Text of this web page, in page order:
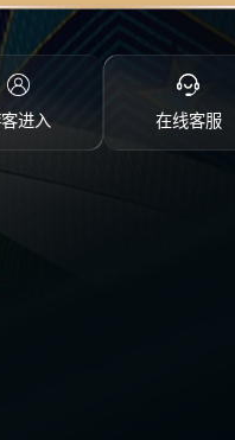
进入 在线客服